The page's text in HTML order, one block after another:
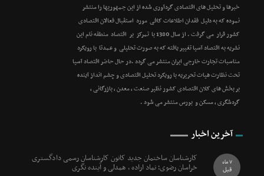
خبرها و تحلیل های اقتصادی گردآوری شده از این جمهوریها را منتشر
نموده که به دلیل فقدان اطلاعات کافی مورد استقبال فعالان اقتصادی
کشور قرار می گرفت . از سال 1380 با تمرکز بر اقتصاد منطقه نام این
نشریه به اقتصاد آسیا تغییر یافته که به صورت تحلیلی و عمدتا با رویکرد
مناسبات تجارت خارجی ایران منتشر می گردد .در حال حاضر اقتصاد آسیا
تحت نظارت هیات تحریریه با رویکرد تحلیل اقتصادی و چشم انداز آینده
بر بخش های کلان اقتصادی کشور نظیر صنعت ، معدن ، بازرگانی ،
گردشگری ، مسکن و بورس منتشر می شود .
آخرین اخبار
کارشناسان ساختمان جدید کانون کارشناسان رسمی دادگستری
خراسان رضوی؛ نماد اراده ، همدلی و آینده نگری 7 ماه
قبل